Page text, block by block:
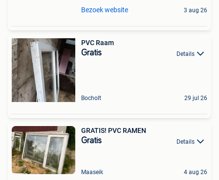
Bezoek website 3 aug 26
PVC Raam
Gratis Details
Bocholt 29 jul 26
GRATIS! PVC RAMEN
Gratis Details
Maaseik 4 aug 26